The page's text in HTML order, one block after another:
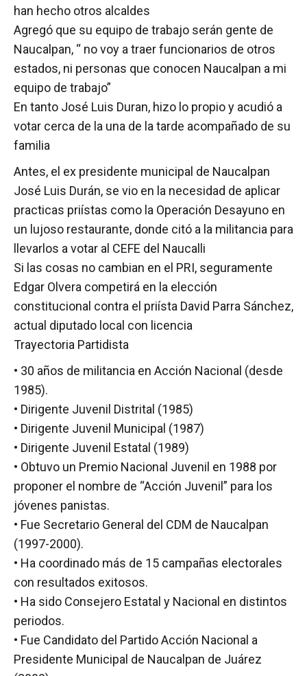
han hecho otros alcaldes
Agregó que su equipo de trabajo serán gente de
Naucalpan, “ no voy a traer funcionarios de otros
estados, ni personas que conocen Naucalpan a mi
equipo de trabajo”
En tanto José Luis Duran, hizo lo propio y acudió a
votar cerca de la una de la tarde acompañado de su
familia
Antes, el ex presidente municipal de Naucalpan
José Luis Durán, se vio en la necesidad de aplicar
practicas priístas como la Operación Desayuno en
un lujoso restaurante, donde citó a la militancia para
llevarlos a votar al CEFE del Naucalli
Si las cosas no cambian en el PRI, seguramente
Edgar Olvera competirá en la elección
constitucional contra el priísta David Parra Sánchez,
actual diputado local con licencia
Trayectoria Partidista
• 30 años de militancia en Acción Nacional (desde
1985).
• Dirigente Juvenil Distrital (1985)
• Dirigente Juvenil Municipal (1987)
• Dirigente Juvenil Estatal (1989)
• Obtuvo un Premio Nacional Juvenil en 1988 por
proponer el nombre de “Acción Juvenil” para los
jóvenes panistas.
• Fue Secretario General del CDM de Naucalpan
(1997-2000).
• Ha coordinado más de 15 campañas electorales
con resultados exitosos.
• Ha sido Consejero Estatal y Nacional en distintos
periodos.
• Fue Candidato del Partido Acción Nacional a
Presidente Municipal de Naucalpan de Juárez